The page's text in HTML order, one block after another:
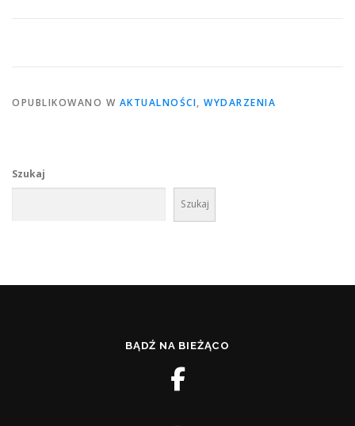
OPUBLIKOWANO W AKTUALNOŚCI, WYDARZENIA
Szukaj
Szukaj
BĄDŹ NA BIEŻĄCO